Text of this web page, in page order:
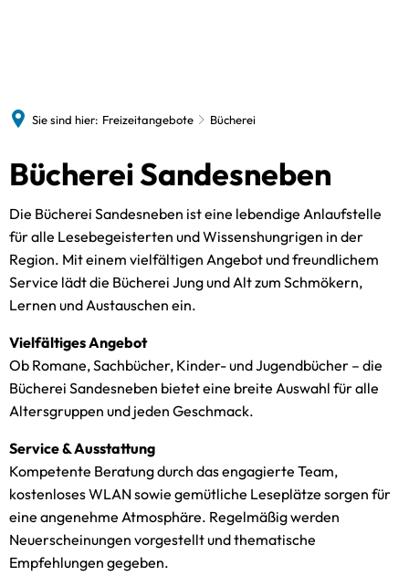
St. Marienkirche
Bildergalerie
Gebühren und Steuern
Bauen und Wohnen
Senioren
Bürgerbus
Bücherei
Spielothek
Schwimmbad
Freiwillige Feuerwehr
Sie sind hier: Freizeitangebote Bücherei
Bücherei Sandesneben
Die Bücherei Sandesneben ist eine lebendige Anlaufstelle
für alle Lesebegeisterten und Wissenshungrigen in der
Region. Mit einem vielfältigen Angebot und freundlichem
Service lädt die Bücherei Jung und Alt zum Schmökern,
Lernen und Austauschen ein.
Vielfältiges Angebot
Ob Romane, Sachbücher, Kinder- und Jugendbücher – die
Bücherei Sandesneben bietet eine breite Auswahl für alle
Altersgruppen und jeden Geschmack.
Service & Ausstattung
Kompetente Beratung durch das engagierte Team,
kostenloses WLAN sowie gemütliche Leseplätze sorgen für
eine angenehme Atmosphäre. Regelmäßig werden
Neuerscheinungen vorgestellt und thematische
Empfehlungen gegeben.